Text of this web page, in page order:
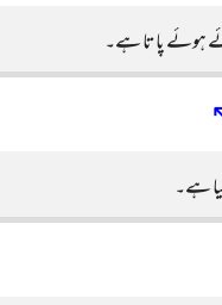
ہوئے پاتا ہے۔
ہے۔